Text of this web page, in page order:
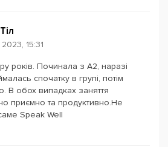
15:31
років. Починала з А2, наразі
спочатку в групі, потім
В обох випадках заняття
приємно та продуктивно.Не
Speak Well